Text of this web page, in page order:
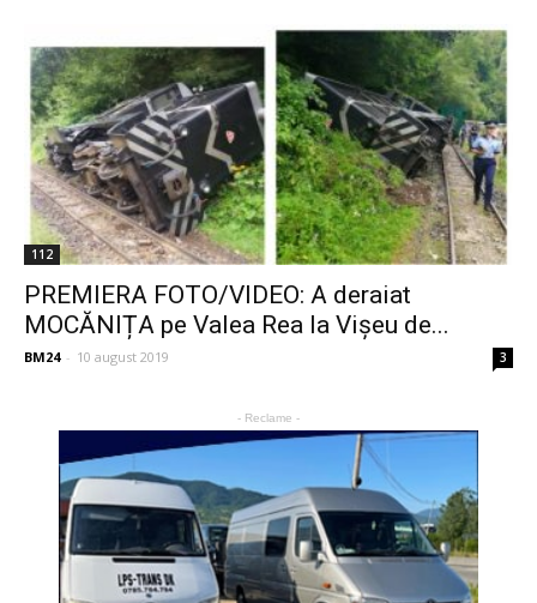
112
PREMIERA FOTO/VIDEO: A deraiat
MOCĂNIȚA pe Valea Rea la Vișeu de...
BM24 - 10 august 2019 3
- Reclame -